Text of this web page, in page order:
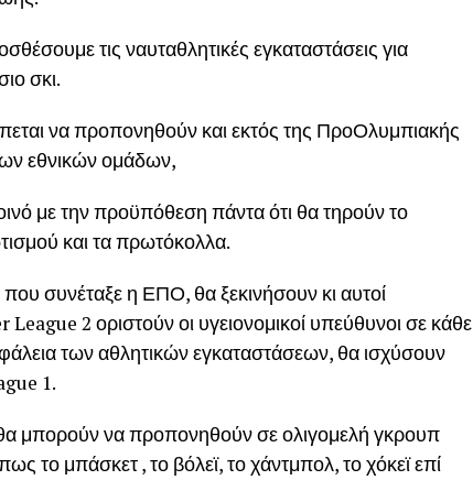
τις ναυταθλητικές εγκαταστάσεις για
σκι.
να προπονηθούν και εκτός της ΠροΟλυμπιακής
εθνικών ομάδων,
με την προϋπόθεση πάντα ότι θα τηρούν το
και τα πρωτόκολλα.
συνέταξε η ΕΠΟ, θα ξεκινήσουν κι αυτοί
2 οριστούν οι υγειονομικοί υπεύθυνοι σε κάθε
των αθλητικών εγκαταστάσεων, θα ισχύσουν
1.
μπορούν να προπονηθούν σε ολιγομελή γκρουπ
το μπάσκετ , το βόλεϊ, το χάντμπολ, το χόκεϊ επί